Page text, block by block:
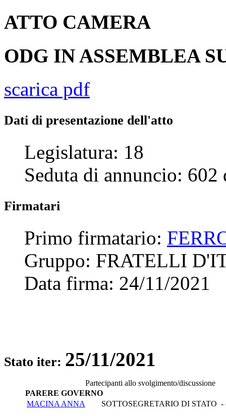
ATTO CAMERA
ODG IN ASSEMBLEA
scarica pdf
Dati di presentazione dell'atto
Legislatura: 18
Seduta di annuncio: 602
Firmatari
Primo firmatario:
Gruppo: FRATELLI
Data firma: 24/11/2021
Stato iter: 25/11/2021
Partecipanti allo svolgimento/discussione
PARERE GOVERNO
MACINA ANNA
SOTTOSEGRETARIO DI STATO